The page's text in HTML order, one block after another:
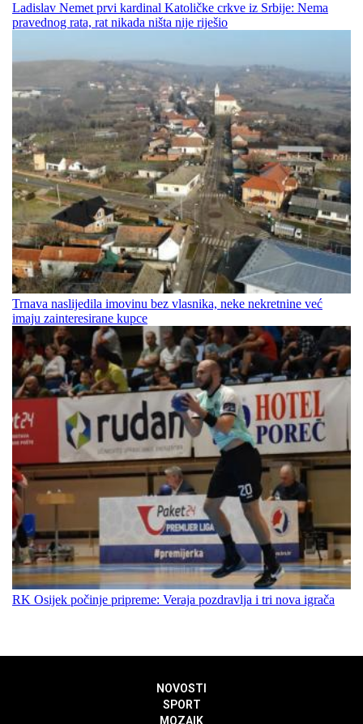
Ladislav Nemet prvi kardinal Katoličke crkve iz Srbije: Nema
pravednog rata, rat nikada ništa nije riješio
Trnava naslijedila imovinu bez vlasnika, neke nekretnine već
imaju zainteresirane kupce
RK Osijek počinje pripreme: Veraja pozdravlja i tri nova igrača
NOVOSTI
SPORT
MOZAIK